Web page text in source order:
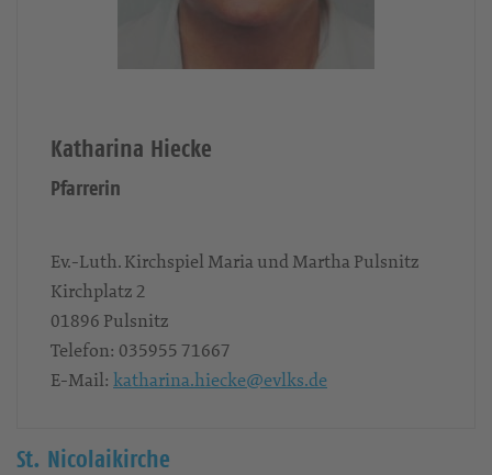
Katharina Hiecke
Pfarrerin
Ev.-Luth. Kirchspiel Maria und Martha Pulsnitz
Kirchplatz 2
01896 Pulsnitz
Telefon: 035955 71667
E-Mail: katharina.hiecke@evlks.de
St. Nicolaikirche